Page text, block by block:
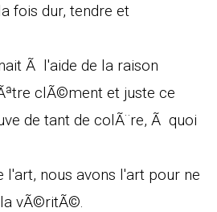
fois dur, tendre et
Ã l'aide de la raison
clÃ©ment et juste ce
de tant de colÃ¨re, Ã quoi
l'art, nous avons l'art pour ne
vÃ©ritÃ©.